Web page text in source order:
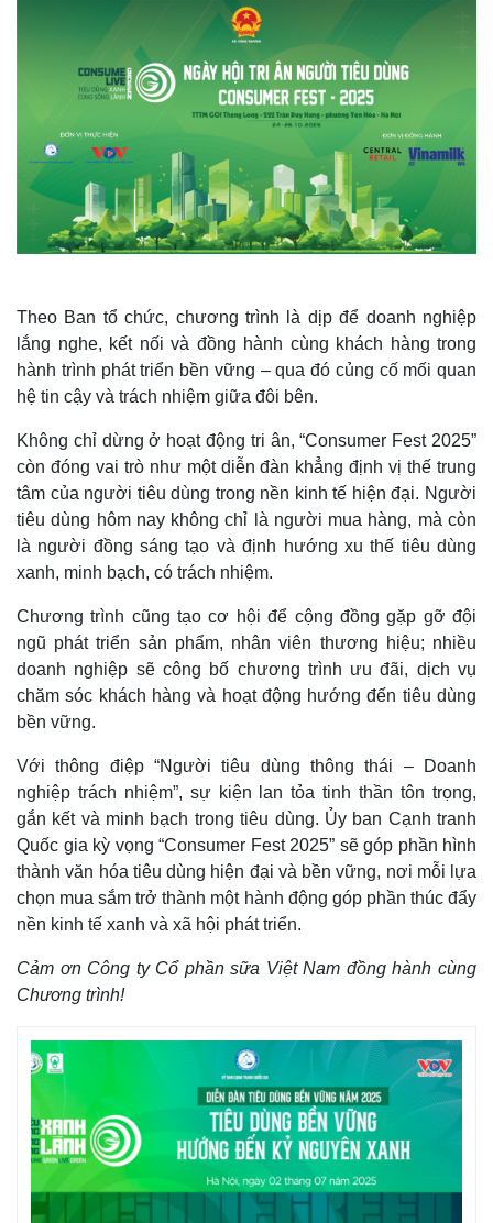
Thế giới
Quan sát
Cuộc sống đó đây
Multimedia
Video
Ảnh
Infographic
Theo Ban tổ chức, chương trình là dịp để doanh nghiệp
lắng nghe, kết nối và đồng hành cùng khách hàng trong
hành trình phát triển bền vững – qua đó củng cố mối quan
hệ tin cậy và trách nhiệm giữa đôi bên.
Không chỉ dừng ở hoạt động tri ân, “Consumer Fest 2025”
còn đóng vai trò như một diễn đàn khẳng định vị thế trung
tâm của người tiêu dùng trong nền kinh tế hiện đại. Người
tiêu dùng hôm nay không chỉ là người mua hàng, mà còn
là người đồng sáng tạo và định hướng xu thế tiêu dùng
xanh, minh bạch, có trách nhiệm.
Chương trình cũng tạo cơ hội để cộng đồng gặp gỡ đội
ngũ phát triển sản phẩm, nhân viên thương hiệu; nhiều
doanh nghiệp sẽ công bố chương trình ưu đãi, dịch vụ
chăm sóc khách hàng và hoạt động hướng đến tiêu dùng
bền vững.
Với thông điệp “Người tiêu dùng thông thái – Doanh
nghiệp trách nhiệm”, sự kiện lan tỏa tinh thần tôn trọng,
gắn kết và minh bạch trong tiêu dùng. Ủy ban Cạnh tranh
Quốc gia kỳ vọng “Consumer Fest 2025” sẽ góp phần hình
thành văn hóa tiêu dùng hiện đại và bền vững, nơi mỗi lựa
chọn mua sắm trở thành một hành động góp phần thúc đẩy
nền kinh tế xanh và xã hội phát triển.
Cảm ơn Công ty Cổ phần sữa Việt Nam đồng hành cùng
Chương trình!